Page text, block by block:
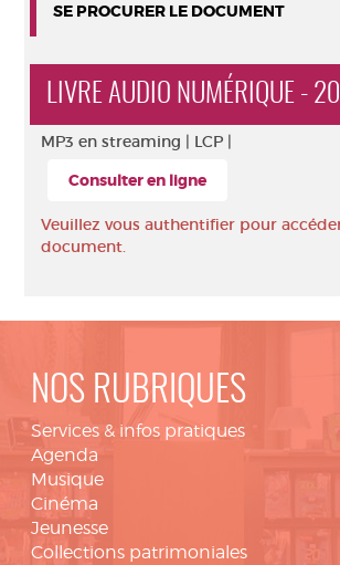
SE PROCURER LE DOCUMENT
LIVRE AUDIO NUMÉRIQUE -
MP3 en streaming | LCP |
Consulter en ligne
Veuillez vous authentifier pour
document.
NOS RUBRIQUES
Services & infos pratiques
Agenda
Musique
Cinéma
Jeunesse
Collections patrimoniales